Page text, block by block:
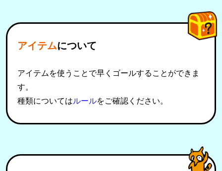
アイテムについて
アイテムを使うことで早くゴールすることができま
す。
種類についてはルールをご確認ください。